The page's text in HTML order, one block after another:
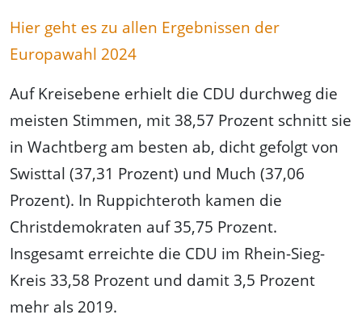
Hier geht es zu allen Ergebnissen der
Europawahl 2024
Auf Kreisebene erhielt die CDU durchweg die
meisten Stimmen, mit 38,57 Prozent schnitt sie
in Wachtberg am besten ab, dicht gefolgt von
Swisttal (37,31 Prozent) und Much (37,06
Prozent). In Ruppichteroth kamen die
Christdemokraten auf 35,75 Prozent.
Insgesamt erreichte die CDU im Rhein-Sieg-
Kreis 33,58 Prozent und damit 3,5 Prozent
mehr als 2019.